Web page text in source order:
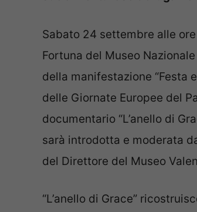
Sabato 24 settembre alle
Fortuna del Museo
della manifestazione “Festa
delle Giornate Europee del
documentario “L’anello di
sarà introdotta e moderata
del Direttore del Museo
“L’anello di Grace”